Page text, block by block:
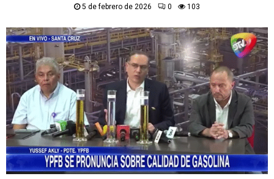
5 de febrero de 2026 0 103